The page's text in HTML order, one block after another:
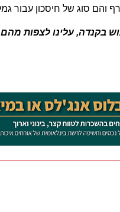
והם סוג של חיסכון עבור
בקנדה, עלינו לצפות מהם